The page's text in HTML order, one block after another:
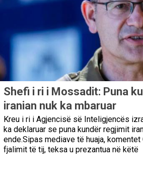
Shefi i ri i Mossadit: Puna
iranian nuk ka mbaruar
Kreu i ri i Agjencisë së Inteligjencës
ka deklaruar se puna kundër regjimit
ende.Sipas mediave të huaja,
fjalimit të tij, teksa u prezantua në këtë